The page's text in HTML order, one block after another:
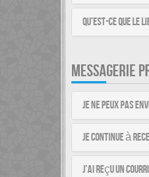
Qu’est-ce que le
MESSAGERIE
Je ne peux pas
Je continue à
J’ai reçu un